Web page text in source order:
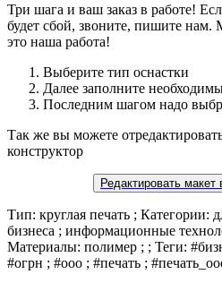
Три шага и ваш заказ в работе!
будет сбой, звоните, пишите
это наша работа!
Выберите тип оснастки
Далее заполните
Последним шагом надо
Так же вы можете
конструктор
Редактировать макет
Тип: круглая печать ; Категории:
бизнеса ; информационные
Материалы: полимер ; ; Теги:
#огрн ; #ооо ; #печать ;